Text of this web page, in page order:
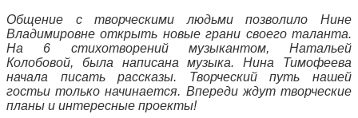
Общение с творческими людьми позволило Нине
Владимировне открыть новые грани своего таланта.
На 6 стихотворений музыкантом, Натальей
Колобовой, была написана музыка. Нина Тимофеева
начала писать рассказы. Творческий путь нашей
гостьи только начинается. Впереди ждут творческие
планы и интересные проекты!